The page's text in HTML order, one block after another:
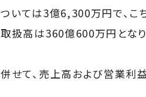
ついては3億6,300万円で、こ
取扱高は360億600万円となり
併せて、売上高および営業利